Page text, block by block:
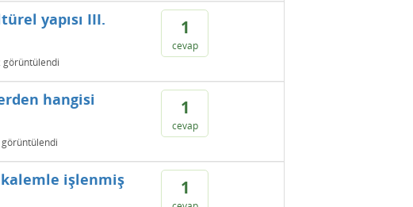
1
cevap
yapısı III.
görüntülendi
1
cevap
hangisi
görüntülendi
1
kalemle işlenmiş